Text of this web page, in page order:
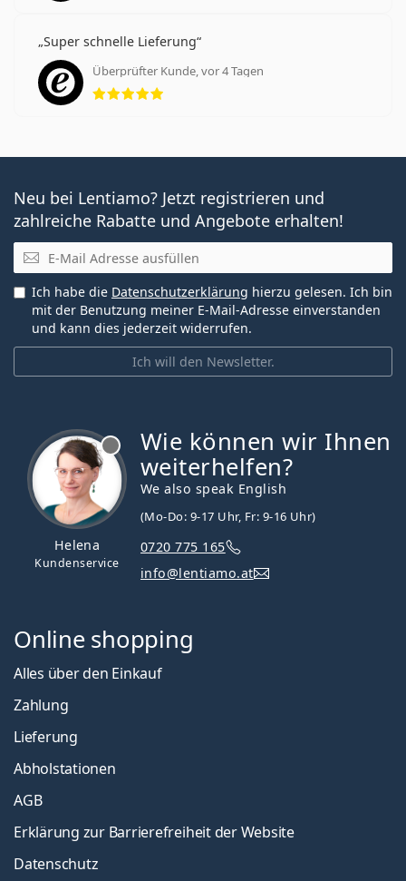
Super schnelle Lieferung
Überprüfter Kunde, vor 4 Tagen
Bewertung 5 aus 5
Neu bei Lentiamo? Jetzt registrieren und
zahlreiche Rabatte und Angebote erhalten!
E-Mail
Ich will den Newsletter.
Ich habe die Datenschutzerklärung hierzu gelesen. Ich bin
mit der Benutzung meiner E-Mail-Adresse einverstanden
und kann dies jederzeit widerrufen.
Helena
Kundenservice
Wie können wir Ihnen
weiterhelfen?
We also speak English
(Mo-Do: 9-17 Uhr, Fr: 9-16 Uhr)
0720 775 165
info@lentiamo.at
Online shopping
Alles über den Einkauf
Zahlung
Lieferung
Abholstationen
AGB
Erklärung zur Barrierefreiheit der Website
Datenschutz